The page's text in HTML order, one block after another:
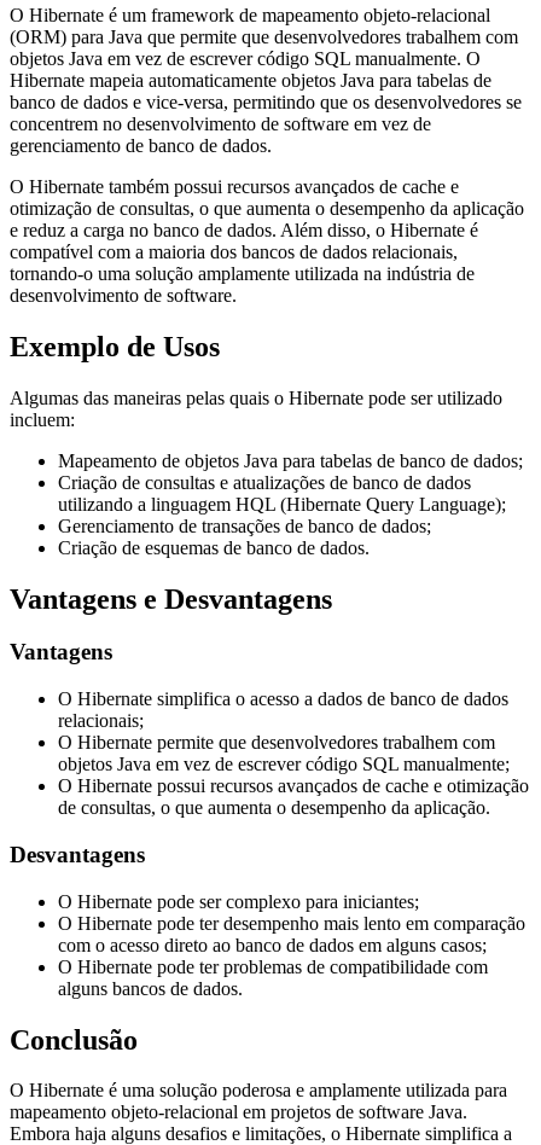
O Hibernate é um framework de mapeamento objeto-relacional
(ORM) para Java que permite que desenvolvedores trabalhem com
objetos Java em vez de escrever código SQL manualmente. O
Hibernate mapeia automaticamente objetos Java para tabelas de
banco de dados e vice-versa, permitindo que os desenvolvedores se
concentrem no desenvolvimento de software em vez de
gerenciamento de banco de dados.
O Hibernate também possui recursos avançados de cache e
otimização de consultas, o que aumenta o desempenho da aplicação
e reduz a carga no banco de dados. Além disso, o Hibernate é
compatível com a maioria dos bancos de dados relacionais,
tornando-o uma solução amplamente utilizada na indústria de
desenvolvimento de software.
Exemplo de Usos
Algumas das maneiras pelas quais o Hibernate pode ser utilizado
incluem:
Mapeamento de objetos Java para tabelas de banco de dados;
Criação de consultas e atualizações de banco de dados
utilizando a linguagem HQL (Hibernate Query Language);
Gerenciamento de transações de banco de dados;
Criação de esquemas de banco de dados.
Vantagens e Desvantagens
Vantagens
O Hibernate simplifica o acesso a dados de banco de dados
relacionais;
O Hibernate permite que desenvolvedores trabalhem com
objetos Java em vez de escrever código SQL manualmente;
O Hibernate possui recursos avançados de cache e otimização
de consultas, o que aumenta o desempenho da aplicação.
Desvantagens
O Hibernate pode ser complexo para iniciantes;
O Hibernate pode ter desempenho mais lento em comparação
com o acesso direto ao banco de dados em alguns casos;
O Hibernate pode ter problemas de compatibilidade com
alguns bancos de dados.
Conclusão
O Hibernate é uma solução poderosa e amplamente utilizada para
mapeamento objeto-relacional em projetos de software Java.
Embora haja alguns desafios e limitações, o Hibernate simplifica a